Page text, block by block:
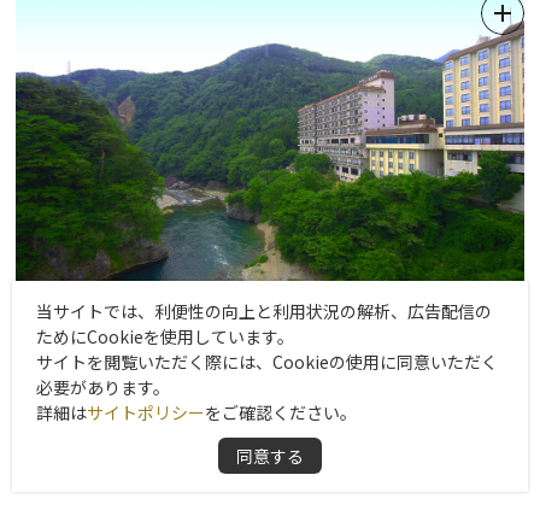
にお越しになるお客様、また、スタッフのあたたかい心遣いを気に
入ってくださったお客様など、リピーターの方も多くいらっしゃい
ます。
また、自慢の三種の露天風呂は目の前に広がる森を眺めることがで
き、日光の四季折々の美しい自然をお燗酒と楽しむことができま
す！
厳選した食材を使ったディナー「ありの塔特製の欧風家庭料理」は
ボリューム満点。また、朝食のふわふわオムレツも好評です♪
ペット連れの方、お子様連れの方がもちろん、大人数のグループ、
合宿での貸切利用も大歓迎です！
電車の方は、駅まで送迎いたします。
ぜひお気軽にお問合せください。
ホテルニューおおるり
名勝「楯岩」すぐ！鬼怒川の絶景で癒される！
当サイトでは、利便性の向上と利用状況の解析、広告配信の
ためにCookieを使用しています。
サイトを閲覧いただく際には、Cookieの使用に同意いただく
必要があります。
詳細はサイトポリシーをご確認ください。
同意する